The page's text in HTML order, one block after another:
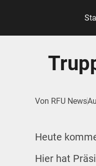
Von RFU News
Heute
Hier hat